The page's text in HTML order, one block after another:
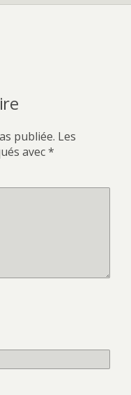
publiée. Les
avec*